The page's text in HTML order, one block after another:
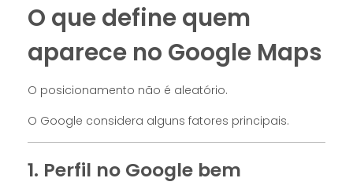
O que define quem
aparece no Google Maps
O posicionamento não é aleatório.
O Google considera alguns fatores principais.
1. Perfil no Google bem